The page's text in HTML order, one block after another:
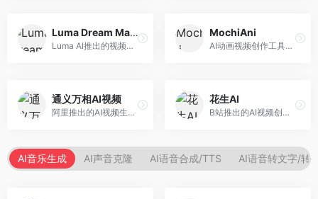
Luma Dream Machine
Luma AI推出的视频生成工具，专注于高质量视频创作。面向影视创作者和内容生产者，支持文生视频、图生视频，视频质量高，物理运动流畅自然。
MochiAni
AI动画视频创作工具，专注于动画内容生成。面向动画创作者和二次元内容生产者，支持动画风格视频生成，动画效果流畅，适合动漫内容创作。
通义万相AI视频
阿里推出的AI视频生成服务，整合图像与视频创作能力。面向电商和营销从业者，支持商品视频生成、营销视频制作等服务，商业应用场景丰富。
花生AI
B站推出的AI视频创作工具，专注于短视频内容生成。面向B站创作者，支持视频生成、视频编辑等功能，与B站平台深度整合，创作效率高。
AI音乐生成 AI声音克隆 AI语音合成/TTS AI语音转文字/转